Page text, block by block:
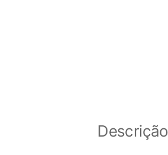
Descrição